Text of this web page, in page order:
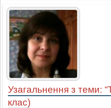
Узагальнення з теми:
клас)